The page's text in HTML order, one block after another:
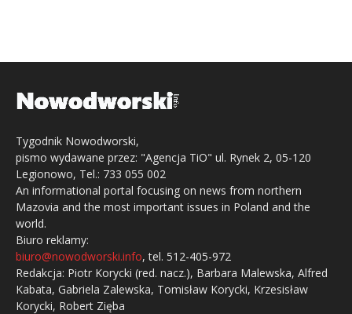
Tygodnik Nowodworski,
pismo wydawane przez: "Agencja TiO" ul. Rynek 2, 05-120
Legionowo, Tel.: 733 055 002
An informational portal focusing on news from northern
Mazovia and the most important issues in Poland and the
world.
Biuro reklamy:
biuro@nowodworski.info, tel. 512-405-972
Redakcja: Piotr Korycki (red. nacz.), Barbara Malewska, Alfred
Kabata, Gabriela Zalewska, Tomisław Korycki, Krzesisław
Korycki, Robert Zięba